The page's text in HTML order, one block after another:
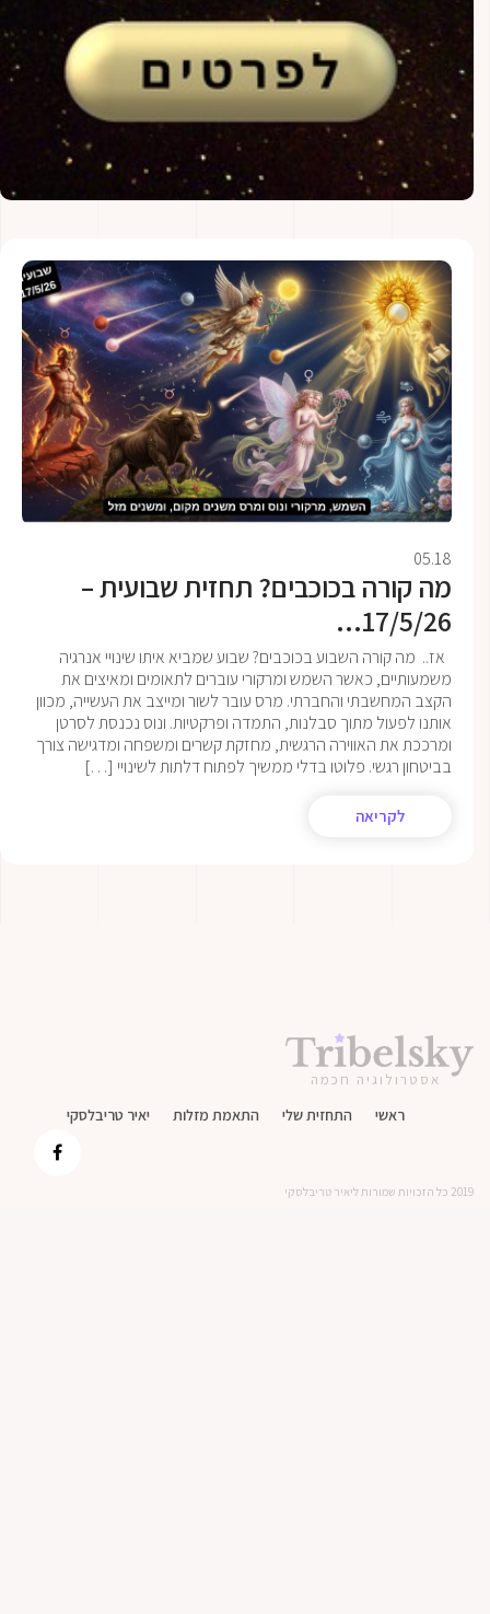
05.18
מה קורה בכוכבים? תחזית שבועית –
17/5/26...
אז.. מה קורה השבוע בכוכבים? שבוע שמביא איתו שינויי אנרגיה
משמעותיים, כאשר השמש ומרקורי עוברים לתאומים ומאיצים את
הקצב המחשבתי והחברתי. מרס עובר לשור ומייצב את העשייה, מכוון
אותנו לפעול מתוך סבלנות, התמדה ופרקטיות. ונוס נכנסת לסרטן
ומרככת את האווירה הרגשית, מחזקת קשרים ומשפחה ומדגישה צורך
בביטחון רגשי. פלוטו בדלי ממשיך לפתוח דלתות לשינויי […]
לקריאה
אסטרולוגיה חכמה
ראשי התחזית שלי התאמת מזלות יאיר טריבלסקי
2019 כל הזכויות שמורות ליאיר טריבלסקי